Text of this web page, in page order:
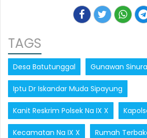
TAGS
Desa Batutunggal Gunawan
Iptu Dr Iskandar Muda Sipayung
Kanit Reskrim Polsek Na IX X
Kecamatan Na IX X Rumah